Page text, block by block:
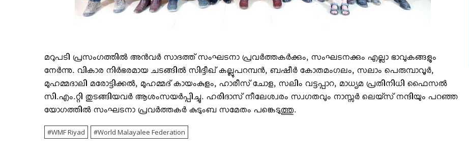
മറുപടി പ്രസംഗത്തില്‍ അന്‍വര്‍ സാദത്ത് സംഘടനാ പ്രവര്‍ത്തകര്‍ക്കും, സംഘടനക്കും എല്ലാ ഭാവുകങ്ങളും
നേര്‍ന്നു. വികാര നിര്‍ഭരമായ ചടങ്ങില്‍ സിദ്ദീഖ് കല്ലുപറമ്പന്‍, ബഷീര്‍ കോതമംഗലം, സലാം പെരുമ്പാവൂര്‍,
മുഹമ്മദാലി മരോട്ടിക്കല്‍, മുഹമ്മദ് കായംകുളം, ഹാരീസ് ചോള, സലിം വട്ടപ്പാറ, മാധ്യമ പ്രതിനിധി ഫൈസല്‍
സി.എം.റ്റി തുടങ്ങിയവര്‍ ആശംസയര്‍പ്പിച്ചു. ഹരിദാസ് നീലേശ്വരം സ്വഗതവും നാസ്സര്‍ ലെയ്‌സ് നന്ദിയും പറഞ്ഞ
യോഗത്തില്‍ സംഘടനാ പ്രവര്‍ത്തകര്‍ കുടുംബ സമേതം പങ്കെടുത്തു.
WMF Riyad World Malayalee Federation